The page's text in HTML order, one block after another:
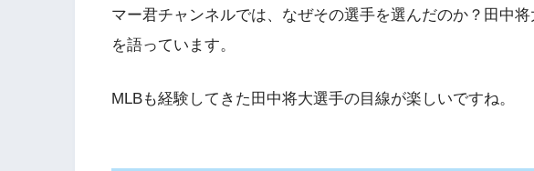
マー君チャンネルでは、なぜその選手を選んだのか？田中
を語っています。
MLBも経験してきた田中将大選手の目線が楽しいですね。